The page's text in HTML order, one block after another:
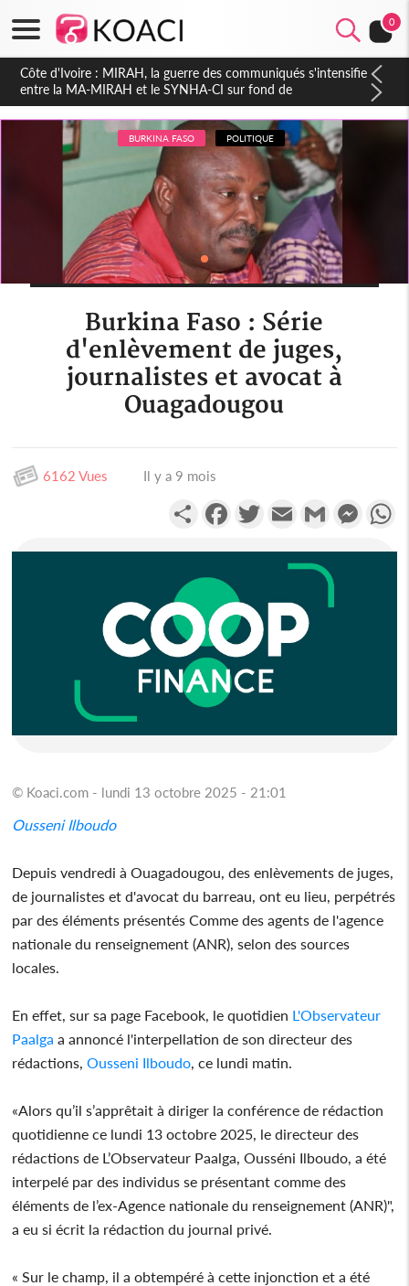
0
Côte d'Ivoire : Indépendance 2026, Thiam plaide pour un
environnement démocratique plus apaisé
BURKINA FASO POLITIQUE
Burkina Faso : Série
d'enlèvement de juges,
journalistes et avocat à
Ouagadougou
6162 Vues Il y a 9 mois
PartagerFacebookTwitterEmail Gmail
© Koaci.com - lundi 13 octobre 2025 - 21:01
Ousseni Ilboudo
Depuis vendredi à Ouagadougou, des enlèvements de juges,
de journalistes et d'avocat du barreau, ont eu lieu, perpétrés
par des éléments présentés Comme des agents de l'agence
nationale du renseignement (ANR), selon des sources
locales.
En effet, sur sa page Facebook, le quotidien L'Observateur
Paalga a annoncé l'interpellation de son directeur des
rédactions,Ousseni Ilboudo , ce lundi matin.
«Alors qu’il s’apprêtait à diriger la conférence de rédaction
quotidienne ce lundi 13 octobre 2025, le directeur des
rédactions de L’Observateur Paalga, Ousséni Ilboudo, a été
interpelé par des individus se présentant comme des
éléments de l’ex-Agence nationale du renseignement (ANR)",
a eu si écrit la rédaction du journal privé.
« Sur le champ, il a obtempéré à cette injonction et a été